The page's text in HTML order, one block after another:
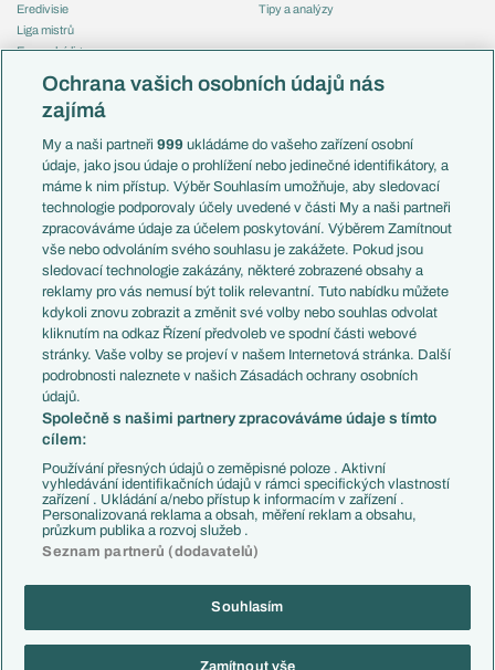
Eredivisie
Liga mistrů
Evropská liga
Mistrovství světa
Liga národů
Témata
Představení týmů MS
EuroSkauting
PL v kostce
Evropské koeficienty
Přestupy
Přestupové spekulace
Zranění
Kluby
Arsenal FC
Chelsea FC
Manchester United
AC Milán
Juventus FC
Bayern Mnichov
FC Barcelona
Real Madrid
Tipy a analýzy
Česko
Francie
Itálie
Německo
Španělsko
Argentina
Brazílie
Přestupy
Zápasy
Livescore
Tipovací soutěž
Copyright © 2001-2026 EuroFotbal.cz. Využíváme zpravodajství ČTK.
Informace o zpracování osobních údajů
Ochrana vašich osobních údajů nás
zajímá
My a naši partneři999 ukládáme do vašeho zařízení osobní
údaje, jako jsou údaje o prohlížení nebo jedinečné identifikátory, a
máme k nim přístup. Výběr Souhlasím umožňuje, aby sledovací
technologie podporovaly účely uvedené v části My a naši partneři
zpracováváme údaje za účelem poskytování. Výběrem Zamítnout
vše nebo odvoláním svého souhlasu je zakážete. Pokud jsou
sledovací technologie zakázány, některé zobrazené obsahy a
reklamy pro vás nemusí být tolik relevantní. Tuto nabídku můžete
kdykoli znovu zobrazit a změnit své volby nebo souhlas odvolat
kliknutím na odkaz Řízení předvoleb ve spodní části webové
stránky. Vaše volby se projeví v našem Internetová stránka. Další
podrobnosti naleznete v našich Zásadách ochrany osobních
údajů.
Společně s našimi partnery zpracováváme údaje s tímto
cílem:
Používání přesných údajů o zeměpisné poloze . Aktivní
vyhledávání identifikačních údajů v rámci specifických vlastností
zařízení . Ukládání a/nebo přístup k informacím v zařízení .
Personalizovaná reklama a obsah, měření reklam a obsahu,
průzkum publika a rozvoj služeb .
Seznam partnerů (dodavatelů)
Souhlasím
Zamítnout vše